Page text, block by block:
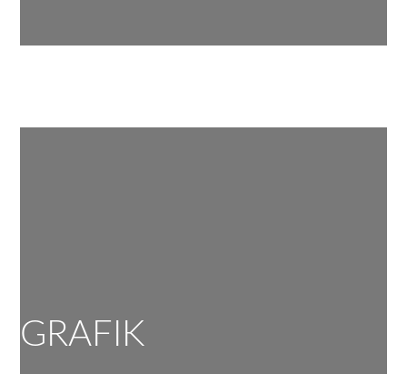
GRAFIK